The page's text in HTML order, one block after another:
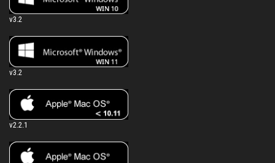
v3.2
v3.2
v2.2.1